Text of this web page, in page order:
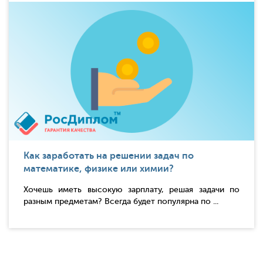
Как заработать на решении задач по
математике, физике или химии?
Хочешь иметь высокую зарплату, решая задачи по
разным предметам? Всегда будет популярна по ...